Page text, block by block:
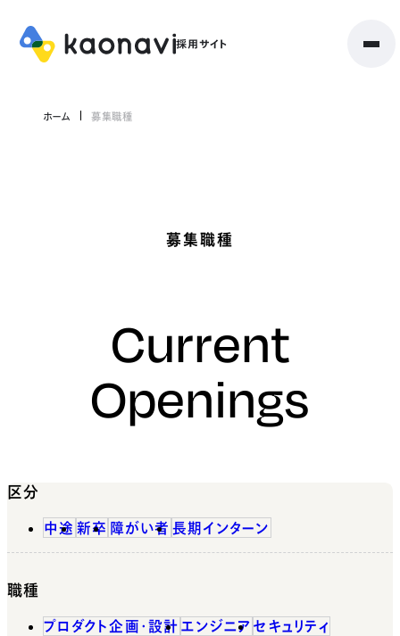
ホーム 募集職種
募集職種
Current
Openings
区分
中途 新卒 障がい者 長期インターン
職種
プロダクト企画・設計 エンジニア セキュリティ